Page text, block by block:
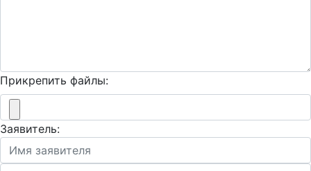
Прикрепить файлы:
Заявитель: